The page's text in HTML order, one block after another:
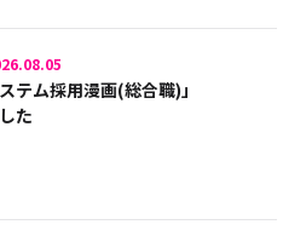
テム採用漫画(総合職)」
た